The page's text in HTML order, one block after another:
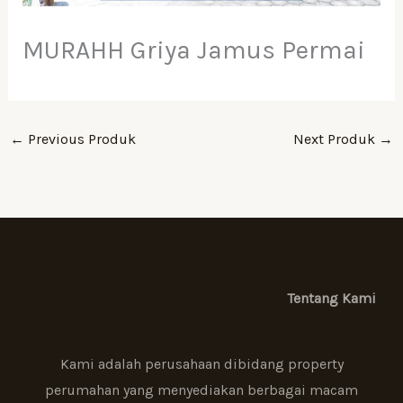
MURAHH Griya Jamus Permai
← Previous Produk Next Produk →
Tentang Kami
Kami adalah perusahaan dibidang property
perumahan yang menyediakan berbagai macam